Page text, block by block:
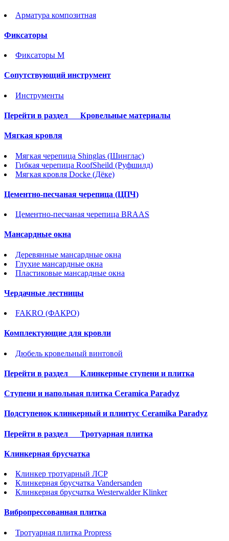
Арматура композитная
Фиксаторы
Фиксаторы М
Сопутствующий инструмент
Инструменты
Перейти в раздел Кровельные материалы
Мягкая кровля
Мягкая черепица Shinglas (Шинглас)
Гибкая черепица RoofSheild (Руфшилд)
Мягкая кровля Docke (Дёке)
Цементно-песчаная черепица (ЦПЧ)
Цементно-песчаная черепица BRAAS
Мансардные окна
Деревянные мансардные окна
Глухие мансардные окна
Пластиковые мансардные окна
Чердачные лестницы
FAKRO (ФАКРО)
Комплектующие для кровли
Дюбель кровельный винтовой
Перейти в раздел Клинкерные ступени и плитка
Cтупени и напольная плитка Ceramica Paradyz
Подступенок клинкерный и плинтус Ceramika Paradyz
Перейти в раздел Тротуарная плитка
Клинкерная брусчатка
Клинкер тротуарный ЛСР
Клинкерная брусчатка Vandersanden
Клинкерная брусчатка Westerwalder Klinker
Вибропрессованная плитка
Тротуарная плитка Propress